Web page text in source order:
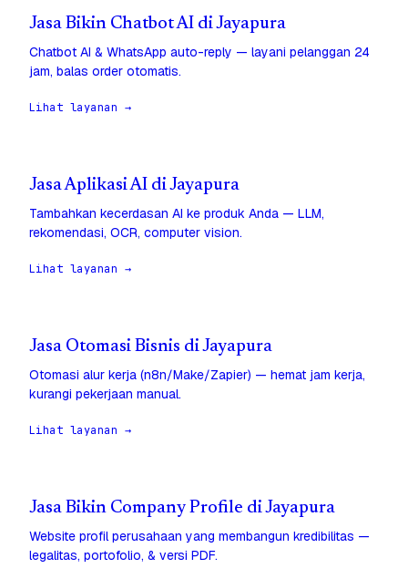
Jasa Bikin Chatbot AI di Jayapura
Chatbot AI & WhatsApp auto-reply — layani pelanggan 24
jam, balas order otomatis.
Lihat layanan →
Jasa Aplikasi AI di Jayapura
Tambahkan kecerdasan AI ke produk Anda — LLM,
rekomendasi, OCR, computer vision.
Lihat layanan →
Jasa Otomasi Bisnis di Jayapura
Otomasi alur kerja (n8n/Make/Zapier) — hemat jam kerja,
kurangi pekerjaan manual.
Lihat layanan →
Jasa Bikin Company Profile di Jayapura
Website profil perusahaan yang membangun kredibilitas —
legalitas, portofolio, & versi PDF.